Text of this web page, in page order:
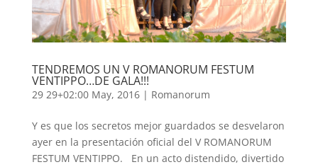
TENDREMOS UN V ROMANORUM FESTUM
VENTIPPO…DE GALA!!!
29 29+02:00 May, 2016| Romanorum
Y es que los secretos mejor guardados se desvelaron
ayer en la presentación oficial del V ROMANORUM
FESTUM VENTIPPO. En un acto distendido, divertido